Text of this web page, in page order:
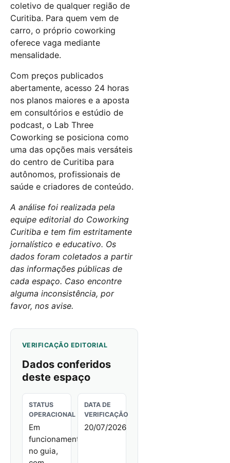
coletivo de qualquer região de
Curitiba. Para quem vem de
carro, o próprio coworking
oferece vaga mediante
mensalidade.
Com preços publicados
abertamente, acesso 24 horas
nos planos maiores e a aposta
em consultórios e estúdio de
podcast, o Lab Three
Coworking se posiciona como
uma das opções mais versáteis
do centro de Curitiba para
autônomos, profissionais de
saúde e criadores de conteúdo.
A análise foi realizada pela
equipe editorial do Coworking
Curitiba e tem fim estritamente
jornalístico e educativo. Os
dados foram coletados a partir
das informações públicas de
cada espaço. Caso encontre
alguma inconsistência, por
favor, nos avise.
VERIFICAÇÃO EDITORIAL
Dados conferidos
deste espaço
STATUS
OPERACIONAL
Em
funcionamento
no guia,
DATA DE
VERIFICAÇÃO
20/07/2026